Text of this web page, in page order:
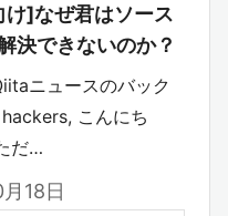
]なぜ君はソース
決できないのか？
ニュースのバック
こんにち
だ…
18日